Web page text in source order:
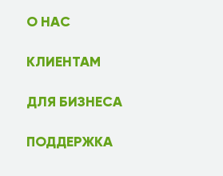
О НАС
КЛИЕНТАМ
ДЛЯ БИЗНЕСА
ПОДДЕРЖКА